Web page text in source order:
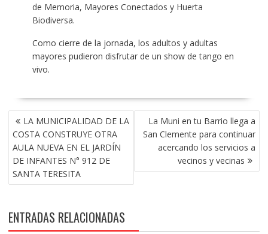
de Memoria, Mayores Conectados y Huerta
Biodiversa.
Como cierre de la jornada, los adultos y adultas
mayores pudieron disfrutar de un show de tango en
vivo.
NAVEGACIÓN
DE
ENTRADAS
LA MUNICIPALIDAD DE LA
COSTA CONSTRUYE OTRA
AULA NUEVA EN EL JARDÍN
DE INFANTES N° 912 DE
SANTA TERESITA
La Muni en tu Barrio llega a
San Clemente para continuar
acercando los servicios a
vecinos y vecinas
ENTRADAS RELACIONADAS